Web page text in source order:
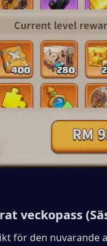
veckopass
för den nuvarande